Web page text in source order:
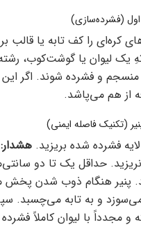
کره‌ای را کف تابه یا قالب
یک لیوان یا گوشت‌کوب،
منسجم و فشرده شوند. اگر این
از هم می‌پاشد.
فشرده شده بریزید. هشدار:
حداقل یک تا دو
پنیر هنگام ذوب شدن پخش
می‌سوزد و به تابه می‌چسبد.
و مجدداً با لیوان کاملاً